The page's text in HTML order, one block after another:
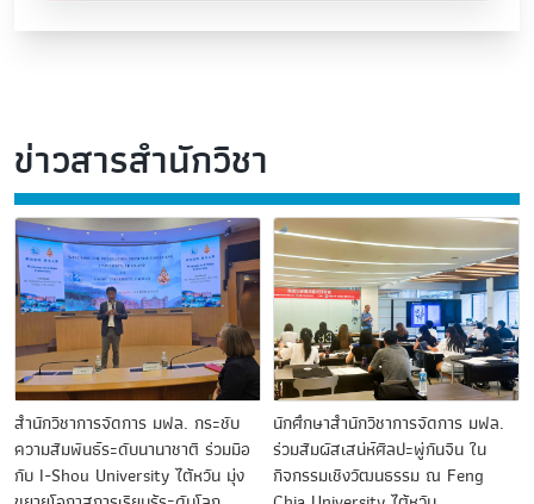
ข่าวสารสำนักวิชา
สำนักวิชาการจัดการ มฟล. กระชับ
ความสัมพันธ์ระดับนานาชาติ ร่วมมือ
กับ I-Shou University ไต้หวัน มุ่ง
นักศึกษาสำนักวิชาการจัดการ มฟล.
ร่วมสัมผัสเสน่ห์ศิลปะพู่กันจีน ใน
กิจกรรมเชิงวัฒนธรรม ณ Feng